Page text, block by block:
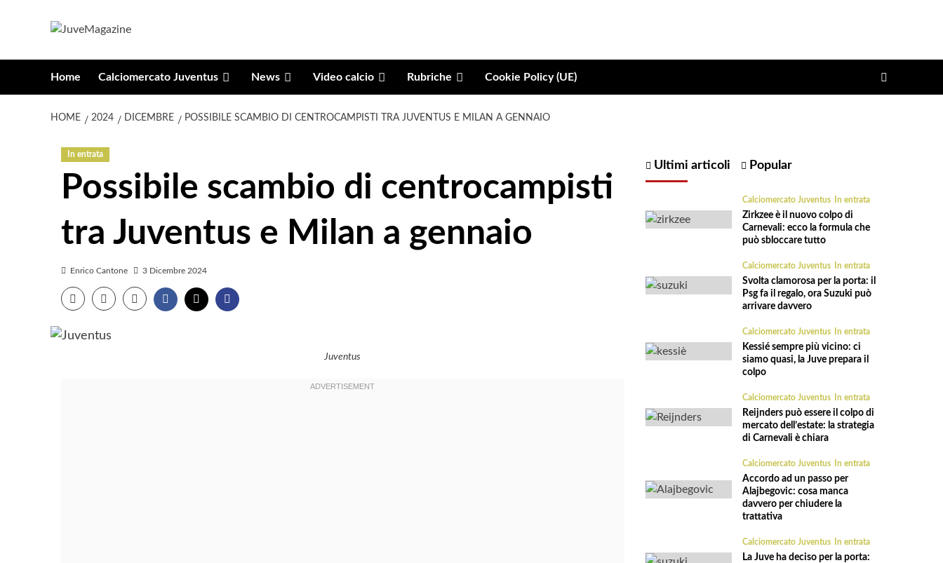
Home Calciomercato Juventus News Video calcio Rubriche Cookie Policy (UE)
HOME 2024 DICEMBRE POSSIBILE SCAMBIO DI CENTROCAMPISTI TRA JUVENTUS E MILAN A GENNAIO
In entrata
Possibile scambio di centrocampisti
tra Juventus e Milan a gennaio
Enrico Cantone 3 Dicembre 2024
Juventus
Ultimi articoli Popular
Calciomercato Juventus In entrata
Zirkzee è il nuovo colpo di
Carnevali: ecco la formula che
può sbloccare tutto
Calciomercato Juventus In entrata
Svolta clamorosa per la porta: il
Psg fa il regalo, ora Suzuki può
arrivare davvero
Calciomercato Juventus In entrata
Kessié sempre più vicino: ci
siamo quasi, la Juve prepara il
colpo
Calciomercato Juventus In entrata
Reijnders può essere il colpo di
mercato dell’estate: la strategia
di Carnevali è chiara
Calciomercato Juventus In entrata
Accordo ad un passo per
Alajbegovic: cosa manca
davvero per chiudere la
trattativa
Calciomercato Juventus In entrata
La Juve ha deciso per la porta: